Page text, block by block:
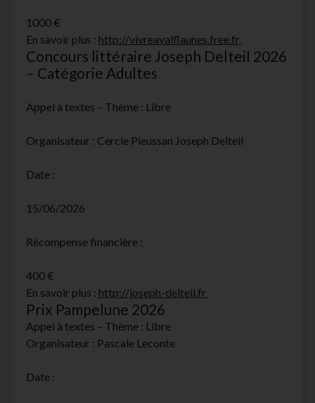
1000 €
En savoir plus : http://vivreavalflaunes.free.fr
Concours littéraire Joseph Delteil 2026
– Catégorie Adultes
Appel à textes – Thème : Libre
Organisateur : Cercle Pieussan Joseph Delteil
Date :
15/06/2026
Récompense financière :
400 €
En savoir plus : http://joseph-delteil.fr
Prix Pampelune 2026
Appel à textes – Thème : Libre
Organisateur : Pascale Leconte
Date :